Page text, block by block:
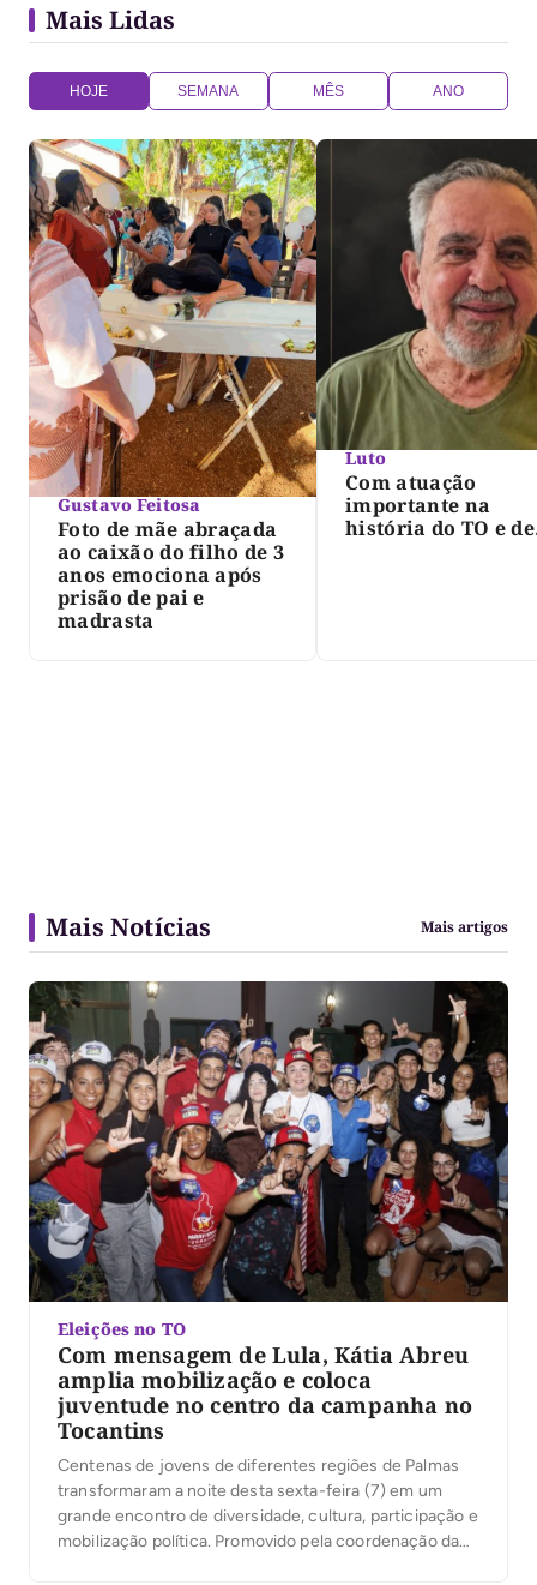
Mais Lidas
HOJE SEMANA MÊS ANO
Gustavo Feitosa
Foto de mãe abraçada
ao caixão do filho de 3
anos emociona após
prisão de pai e
madrasta
Luto
Com atuação
importante na
história do TO e de
Mais Notícias Mais artigos
Eleições no TO
Com mensagem de Lula, Kátia Abreu
amplia mobilização e coloca
juventude no centro da campanha no
Tocantins
Centenas de jovens de diferentes regiões de Palmas
transformaram a noite desta sexta-feira (7) em um
grande encontro de diversidade, cultura, participação e
mobilização política. Promovido pela coordenação da